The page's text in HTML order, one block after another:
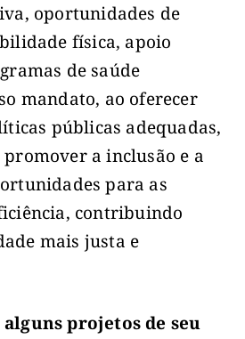
oportunidades de
física, apoio
de saúde
mandato, ao oferecer
públicas adequadas,
a inclusão e a
para as
contribuindo
mais justa e
projetos de seu